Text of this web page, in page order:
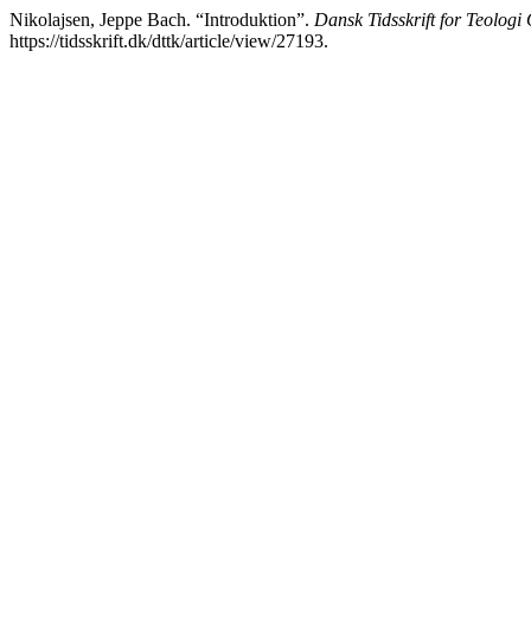
Nikolajsen, Jeppe Bach. “Introduktion”. Dansk Tidsskrift for Teologi
https://tidsskrift.dk/dttk/article/view/27193.